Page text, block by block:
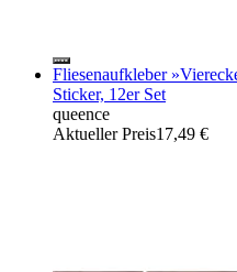
Fliesenaufkleber
Sticker, 12er Set
queence
Aktueller Preis17,49 €